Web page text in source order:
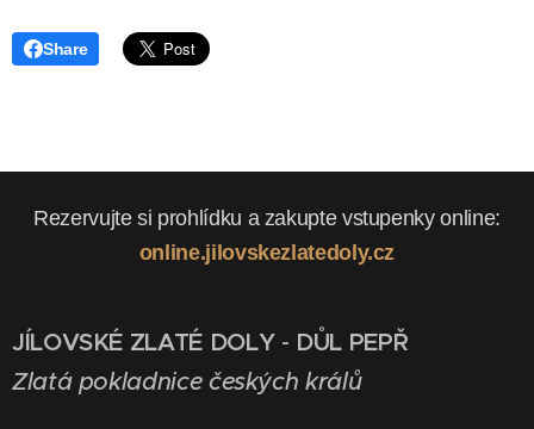
Share
Rezervujte si prohlídku a zakupte vstupenky online:
online.jilovskezlatedoly.cz
JÍLOVSKÉ ZLATÉ DOLY- DŮL PEPŘ
Zlatá pokladnice českých králů